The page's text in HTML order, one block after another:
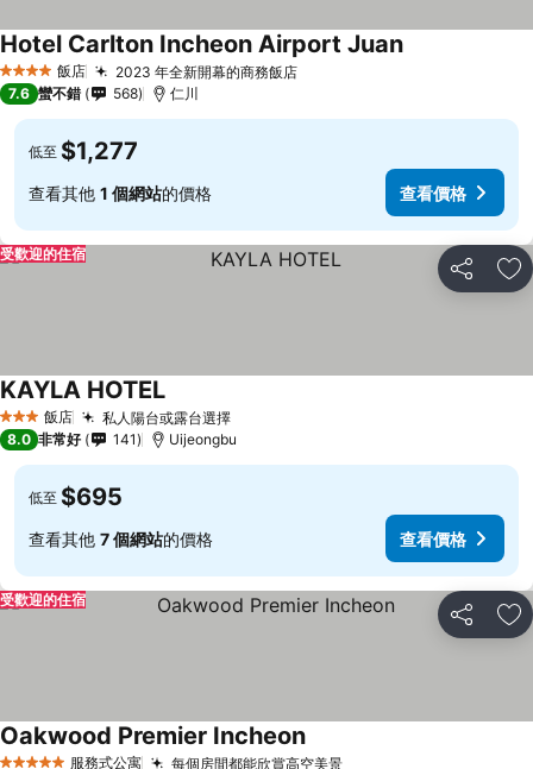
4 星級 飯店 2023 年全新開幕的商務飯店
Hotel Carlton Incheon Airport Juan
7.6 蠻不錯 568 仁川
低至 $1,277
查看其他 1 個網站的價格 查看價格
分享 加
受歡迎的住宿
3 星級 飯店 私人陽台或露台選擇
KAYLA HOTEL
8.0 非常好 141 Uijeongbu
低至 $695
查看其他 7 個網站的價格 查看價格
分享 加
受歡迎的住宿
服務式公寓 每個房間都能欣賞高空美景
Oakwood Premier Incheon